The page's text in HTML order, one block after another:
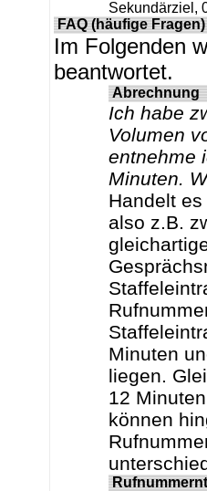
FAQ (häufige Fragen)
Im Folgenden
beantwortet.
Abrechnung
Ich habe
Volumen
entnehme
Minuten.
Handelt
also z.B.
Minuten
liegen.
12
können